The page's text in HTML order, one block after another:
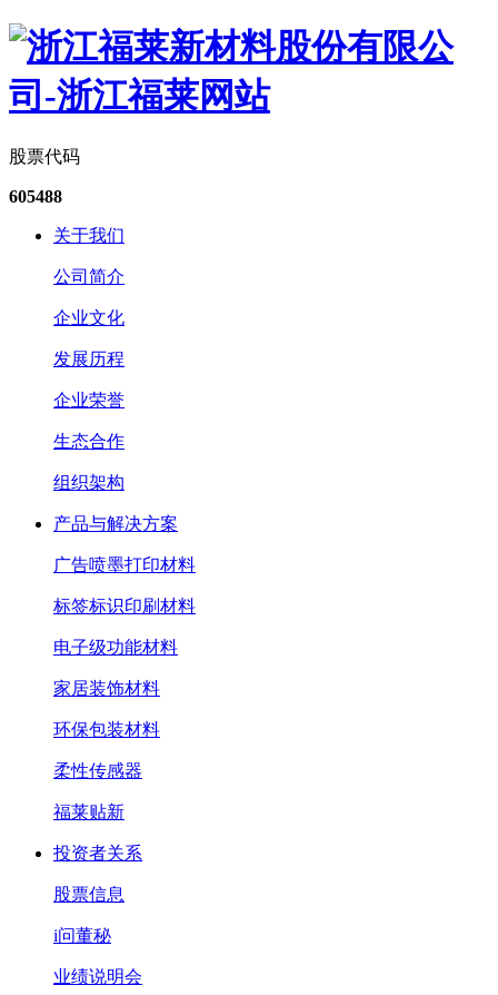
股票代码
605488
关于我们
公司简介
企业文化
发展历程
企业荣誉
生态合作
组织架构
产品与解决方案
广告喷墨打印材料
标签标识印刷材料
电子级功能材料
家居装饰材料
环保包装材料
柔性传感器
福莱贴新
投资者关系
股票信息
i问董秘
业绩说明会